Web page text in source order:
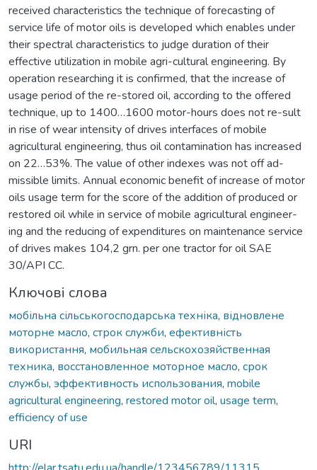
received characteristics the technique of forecasting of
service life of motor oils is developed which enables under
their spectral characteristics to judge duration of their
effective utilization in mobile agri-cultural engineering. By
operation researching it is confirmed, that the increase of
usage period of the re-stored oil, according to the offered
technique, up to 1400…1600 motor-hours does not re-sult
in rise of wear intensity of drives interfaces of mobile
agricultural engineering, thus oil contamination has increased
on 22…53%. The value of other indexes was not off ad-
missible limits. Annual economic benefit of increase of motor
oils usage term for the score of the addition of produced or
restored oil while in service of mobile agricultural engineer-
ing and the reducing of expenditures on maintenance service
of drives makes 104,2 grn. per one tractor for oil SAE
30/API CC.
Ключові слова
мобільна сільськогосподарська техніка, відновлене
моторне масло, строк служби, ефективність
використання, мобильная сельскохозяйственная
техника, восстановленное моторное масло, срок
службы, эффективность использования, mobile
agricultural engineering, restored motor oil, usage term,
efficiency of use
URI